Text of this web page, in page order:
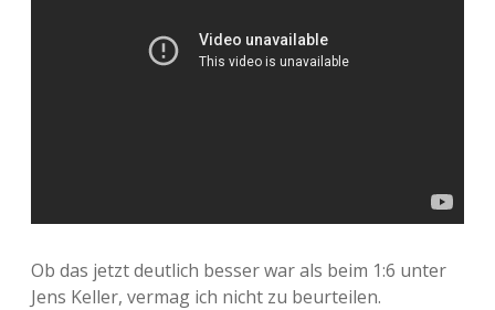
Ob das jetzt deutlich besser war als beim 1:6 unter
Jens Keller, vermag ich nicht zu beurteilen.